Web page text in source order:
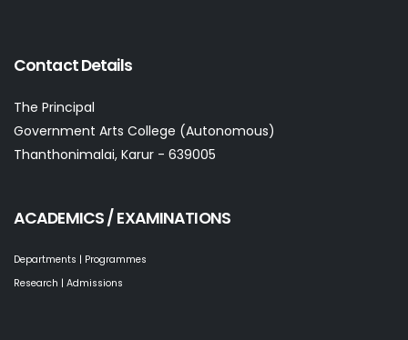
Contact Details
The Principal
Government Arts College (Autonomous)
Thanthonimalai, Karur - 639005
ACADEMICS / EXAMINATIONS
Departments | Programmes
Research | Admissions